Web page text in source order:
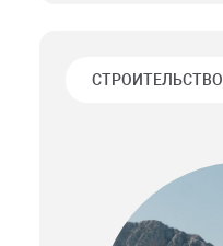
СТРОИТЕЛЬСТВО